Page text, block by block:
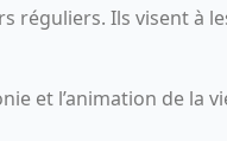
réguliers. Ils visent à
et l’animation de la